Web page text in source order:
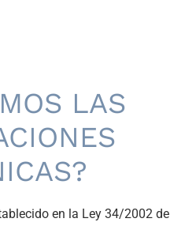
LAS
en la Ley 34/2002 de